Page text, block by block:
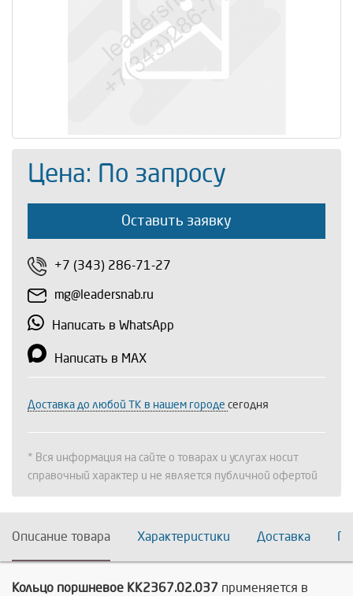
Цена: По запросу
Оставить заявку
+7 (343) 286-71-27
mg@leadersnab.ru
Написать в WhatsApp
Написать в MAX
Доставка до любой ТК в нашем городе сегодня
* Вся информация на сайте о товарах и услугах носит
справочный характер и не является публичной офертой
Описание товара Характеристики Доставка
Кольцо поршневое КК2367.02.037 применяется в